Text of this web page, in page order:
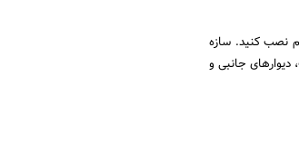
ها را به فاصله 60 سانتی متری از هم نصب کنید. سازه
جانبی و